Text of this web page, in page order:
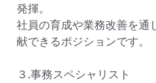
発揮。
社員の育成や業務改善を通
献できるポジションです。
３.事務スペシャリスト